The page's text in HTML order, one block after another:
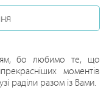
бо любимо те, що
моментів
раділи разом із Вами.